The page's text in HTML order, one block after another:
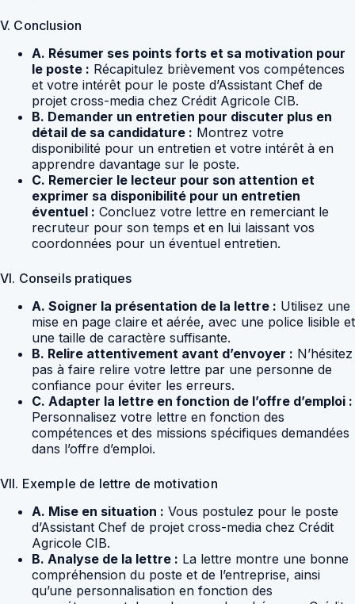
V. Conclusion
A. Résumer ses points forts et sa motivation pour
le poste : Récapitulez brièvement vos compétences
et votre intérêt pour le poste d’Assistant Chef de
projet cross-media chez Crédit Agricole CIB.
B. Demander un entretien pour discuter plus en
détail de sa candidature : Montrez votre
disponibilité pour un entretien et votre intérêt à en
apprendre davantage sur le poste.
C. Remercier le lecteur pour son attention et
exprimer sa disponibilité pour un entretien
éventuel : Concluez votre lettre en remerciant le
recruteur pour son temps et en lui laissant vos
coordonnées pour un éventuel entretien.
VI. Conseils pratiques
A. Soigner la présentation de la lettre : Utilisez une
mise en page claire et aérée, avec une police lisible et
une taille de caractère suffisante.
B. Relire attentivement avant d’envoyer : N’hésitez
pas à faire relire votre lettre par une personne de
confiance pour éviter les erreurs.
C. Adapter la lettre en fonction de l’offre d’emploi :
Personnalisez votre lettre en fonction des
compétences et des missions spécifiques demandées
dans l’offre d’emploi.
VII. Exemple de lettre de motivation
A. Mise en situation : Vous postulez pour le poste
d’Assistant Chef de projet cross-media chez Crédit
Agricole CIB.
B. Analyse de la lettre : La lettre montre une bonne
compréhension du poste et de l’entreprise, ainsi
qu’une personnalisation en fonction des